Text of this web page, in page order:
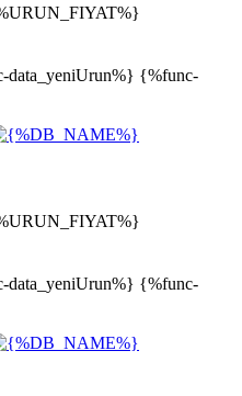
data_yeniUrun%} {%func-
data_yeniUrun%} {%func-